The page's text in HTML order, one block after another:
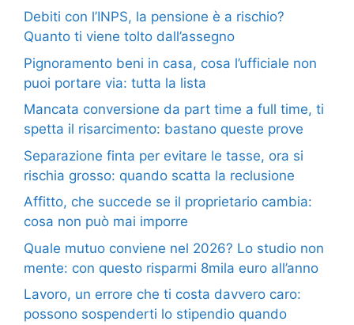
Debiti con l’INPS, la pensione è a rischio?
Quanto ti viene tolto dall’assegno
Pignoramento beni in casa, cosa l’ufficiale non
puoi portare via: tutta la lista
Mancata conversione da part time a full time, ti
spetta il risarcimento: bastano queste prove
Separazione finta per evitare le tasse, ora si
rischia grosso: quando scatta la reclusione
Affitto, che succede se il proprietario cambia:
cosa non può mai imporre
Quale mutuo conviene nel 2026? Lo studio non
mente: con questo risparmi 8mila euro all’anno
Lavoro, un errore che ti costa davvero caro:
possono sospenderti lo stipendio quando